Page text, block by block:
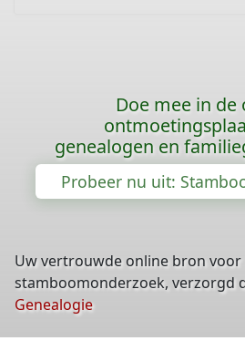
Doe mee in de
genealogen en
Probeer nu uit:
Uw vertrouwde online bron voor
stamboomonderzoek, verzorgd
Genealogie